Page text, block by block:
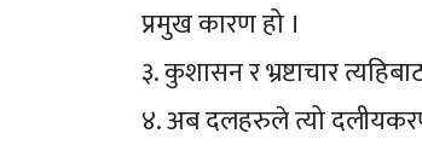
प्रमुख कारण हो ।
३. कुशासन र भ्रष्टाचार
४. अब दलहरुले त्यो दलीयकरण,